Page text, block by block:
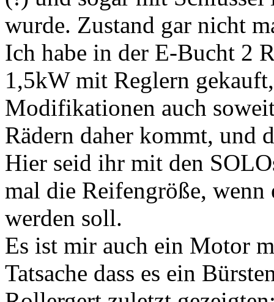
wurde. Zustand gar nicht
Ich habe in der E-Bucht 2
1,5kW mit Reglern
Modifikationen auch
Rädern daher kommt, und
Hier seid ihr mit den
mal die Reifengröße,
werden soll.
Es ist mir auch ein Motor
Tatsache dass es ein